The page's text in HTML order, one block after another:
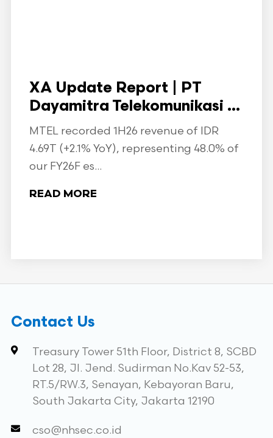
XA Update Report | PT
Dayamitra Telekomunikasi ...
MTEL recorded 1H26 revenue of IDR
4.69T (+2.1% YoY), representing 48.0% of
our FY26F es...
READ MORE
Contact Us
Treasury Tower 51th Floor, District 8, SCBD
Lot 28, Jl. Jend. Sudirman No.Kav 52-53,
RT.5/RW.3, Senayan, Kebayoran Baru,
South Jakarta City, Jakarta 12190
cso@nhsec.co.id